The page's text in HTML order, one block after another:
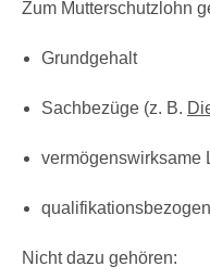
Zum Mutterschutzlohn
Grundgehalt
Sachbezüge (z. B.
vermögenswirksame
Nicht dazu gehören: